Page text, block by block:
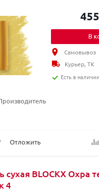
Отложить
В
Самовывоз
Курьер, ТК
Есть в наличии
сухая BLOCKX Охра
4